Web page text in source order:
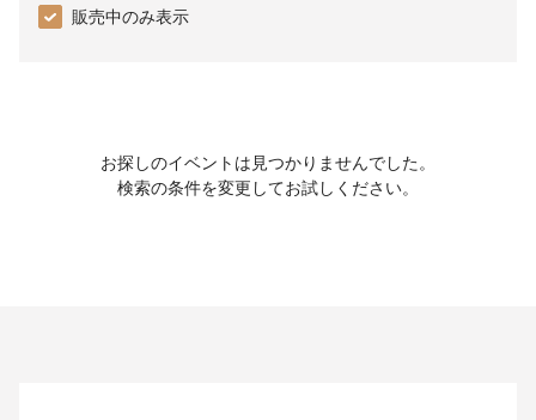
販売中のみ表示
お探しのイベントは見つかりませんでした。
検索の条件を変更してお試しください。